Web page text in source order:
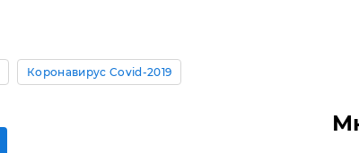
Коронавирус Covid-2019